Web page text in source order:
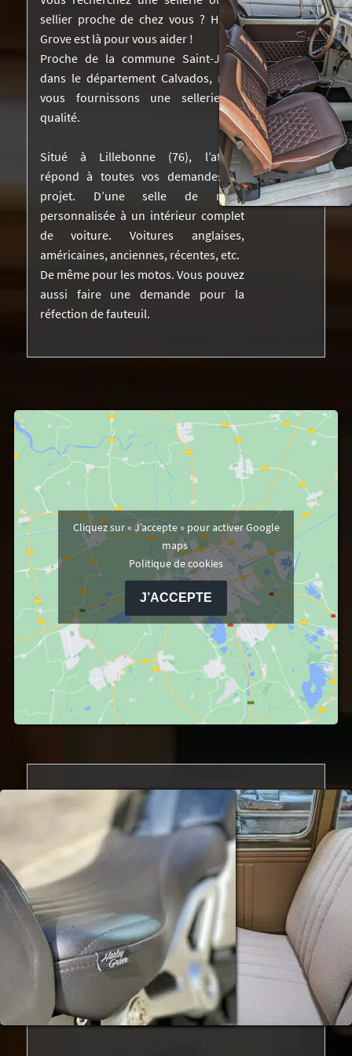
NOS RÉALISATIONS DANS LA PRESSE
DEVIS
CONTACTEZ-NOUS
sellier proche de chez vous ? Harley
Grove est là pour vous aider !
Proche de la commune Saint-Jouin
dans le département Calvados, nous
vous fournissons une sellerie de
qualité.
Situé à Lillebonne (76), l’atelier
répond à toutes vos demandes de
projet. D’une selle de moto
personnalisée à un intérieur complet
de voiture. Voitures anglaises,
américaines, anciennes, récentes, etc.
De même pour les motos. Vous pouvez
aussi faire une demande pour la
réfection de fauteuil.
Cliquez sur « J’accepte » pour activer Google
maps
Politique de cookies
J’ACCEPTE